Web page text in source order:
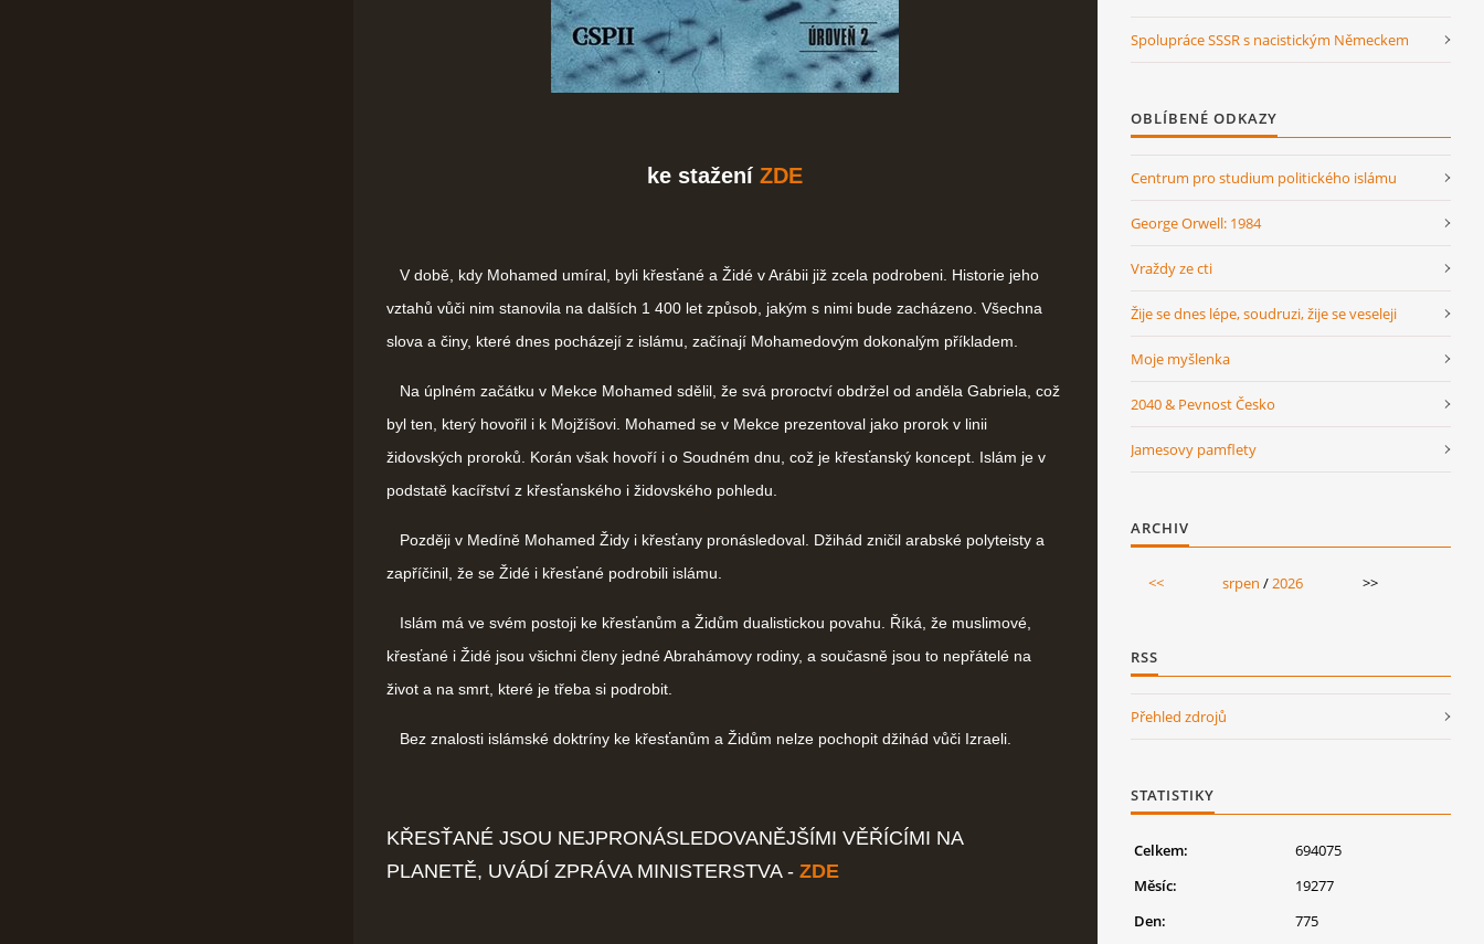
ke stažení ZDE
V době, kdy Mohamed umíral, byli křesťané a Židé v Arábii již zcela podrobeni. Historie jeho
vztahů vůči nim stanovila na dalších 1 400 let způsob, jakým s nimi bude zacházeno. Všechna
slova a činy, které dnes pocházejí z islámu, začínají Mohamedovým dokonalým příkladem.
Na úplném začátku v Mekce Mohamed sdělil, že svá proroctví obdržel od anděla Gabriela, což
byl ten, který hovořil i k Mojžíšovi. Mohamed se v Mekce prezentoval jako prorok v linii
židovských proroků. Korán však hovoří i o Soudném dnu, což je křesťanský koncept. Islám je v
podstatě kacířství z křesťanského i židovského pohledu.
Později v Medíně Mohamed Židy i křesťany pronásledoval. Džihád zničil arabské polyteisty a
zapříčinil, že se Židé i křesťané podrobili islámu.
Islám má ve svém postoji ke křesťanům a Židům dualistickou povahu. Říká, že muslimové,
křesťané i Židé jsou všichni členy jedné Abrahámovy rodiny, a současně jsou to nepřátelé na
život a na smrt, které je třeba si podrobit.
Bez znalosti islámské doktríny ke křesťanům a Židům nelze pochopit džihád vůči Izraeli.
KŘESŤANÉ JSOU NEJPRONÁSLEDOVANĚJŠÍMI VĚŘÍCÍMI NA
PLANETĚ, UVÁDÍ ZPRÁVA MINISTERSTVA - ZDE
Spolupráce SSSR s nacistickým Německem
OBLÍBENÉ ODKAZY
Centrum pro studium politického islámu
George Orwell: 1984
Vraždy ze cti
Žije se dnes lépe, soudruzi, žije se veseleji
Moje myšlenka
2040 & Pevnost Česko
Jamesovy pamflety
ARCHIV
<< srpen /2026 >>
RSS
Přehled zdrojů
STATISTIKY
Celkem:
694075
Měsíc:
19277
Den:
775